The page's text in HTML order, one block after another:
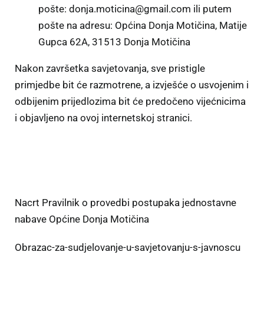
pošte: donja.moticina@gmail.com ili putem
pošte na adresu: Općina Donja Motičina, Matije
Gupca 62A, 31513 Donja Motičina
Nakon završetka savjetovanja, sve pristigle
primjedbe bit će razmotrene, a izvješće o usvojenim i
odbijenim prijedlozima bit će predočeno vijećnicima
i objavljeno na ovoj internetskoj stranici.
Nacrt Pravilnik o provedbi postupaka jednostavne
nabave Općine Donja Motičina
Obrazac-za-sudjelovanje-u-savjetovanju-s-javnoscu